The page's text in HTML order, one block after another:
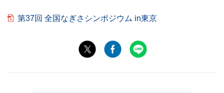
第37回 全国なぎさシンポジウム in東京